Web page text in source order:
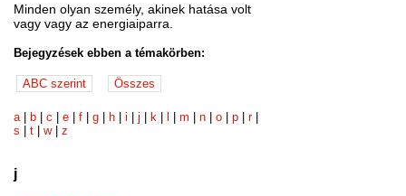
Minden olyan személy, akinek hatása volt
vagy vagy az energiaiparra.
Bejegyzések ebben a témakörben:
a| b |c |e |f |g h |i |j k |m |n |o |p |r|
s |t |w|z
j